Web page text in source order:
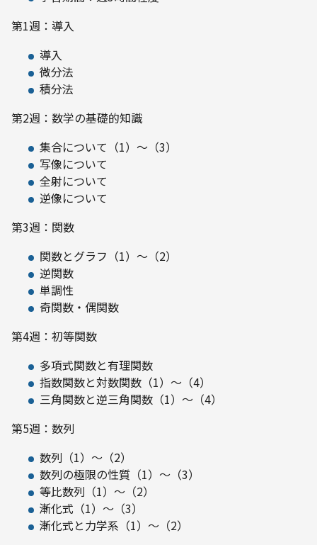
第1週：導入
導入
微分法
積分法
第2週：数学の基礎的知識
集合について（1）～（3）
写像について
全射について
逆像について
第3週：関数
関数とグラフ（1）～（2）
逆関数
単調性
奇関数・偶関数
第4週：初等関数
多項式関数と有理関数
指数関数と対数関数（1）～（4）
三角関数と逆三角関数（1）～（4）
第5週：数列
数列（1）～（2）
数列の極限の性質（1）～（3）
等比数列（1）～（2）
漸化式（1）～（3）
漸化式と力学系（1）～（2）